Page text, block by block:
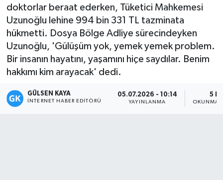
doktorlar beraat ederken, Tüketici Mahkemesi
Uzunoğlu lehine 994 bin 331 TL tazminata
hükmetti. Dosya Bölge Adliye sürecindeyken
Uzunoğlu, 'Gülüşüm yok, yemek yemek problem.
Bir insanın hayatını, yaşamını hiçe saydılar. Benim
hakkımı kim arayacak' dedi.
GÜLSEN KAYA
İNTERNET HABER EDITÖRÜ
05.07.2026 - 10:14
YAYINLANMA
5
OKUNMA
Mersin
Mersin Tarihi
Özel Haber
Politika